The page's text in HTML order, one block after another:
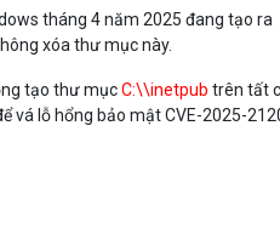
tháng 4 năm 2025 đang tạo ra
xóa thư mục này.
tạo thư mụcC:\\inetpub trên tất
vá lỗ hổng bảo mật CVE-2025-